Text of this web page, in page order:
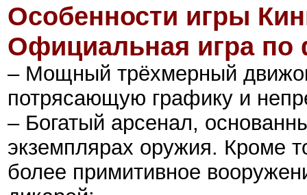
Особенности игры
Официальная игра
– Мощный трёхмерный
потрясающую графику и
– Богатый арсенал,
экземплярах оружия. Кроме
более примитивное